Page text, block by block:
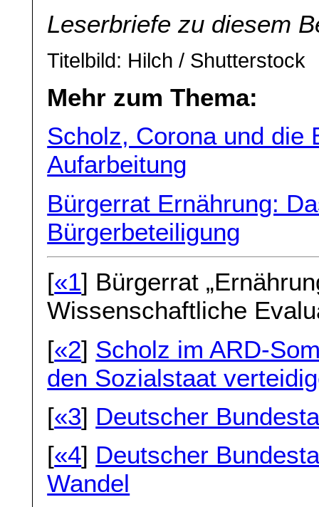
Leserbriefe zu diesem
Titelbild: Hilch / Shutterstock
Mehr zum Thema:
Scholz, Corona und die
Aufarbeitung
Bürgerrat Ernährung:
Bürgerbeteiligung
[«1] Bürgerrat
Wissenschaftliche
[«2] Scholz im ARD-
den Sozialstaat
[«3] Deutscher
[«4] Deutscher
Wandel